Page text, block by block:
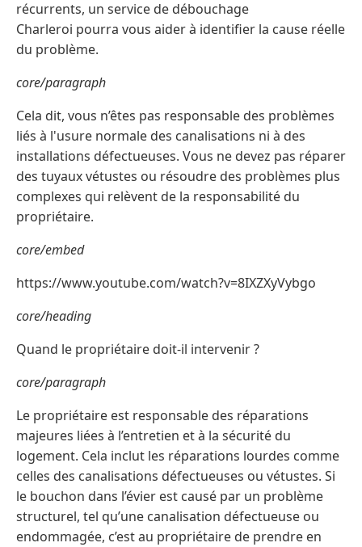
récurrents, un service de débouchage
Charleroi pourra vous aider à identifier la cause réelle
du problème.
core/paragraph
Cela dit, vous n’êtes pas responsable des problèmes
liés à l'usure normale des canalisations ni à des
installations défectueuses. Vous ne devez pas réparer
des tuyaux vétustes ou résoudre des problèmes plus
complexes qui relèvent de la responsabilité du
propriétaire.
core/embed
https://www.youtube.com/watch?v=8IXZXyVybgo
core/heading
Quand le propriétaire doit-il intervenir ?
core/paragraph
Le propriétaire est responsable des réparations
majeures liées à l’entretien et à la sécurité du
logement. Cela inclut les réparations lourdes comme
celles des canalisations défectueuses ou vétustes. Si
le bouchon dans l’évier est causé par un problème
structurel, tel qu’une canalisation défectueuse ou
endommagée, c’est au propriétaire de prendre en